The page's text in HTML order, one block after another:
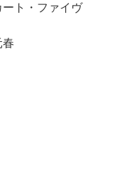
ト・ファイヴ